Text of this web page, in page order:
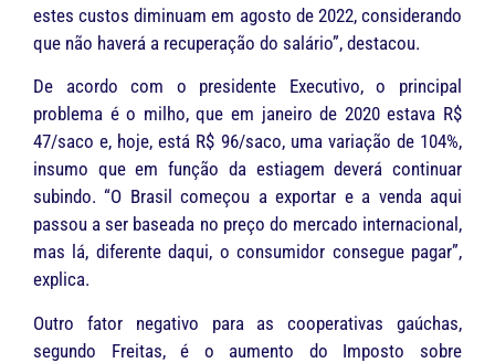
estes custos diminuam em agosto de 2022, considerando
que não haverá a recuperação do salário”, destacou.
De acordo com o presidente Executivo, o principal
problema é o milho, que em janeiro de 2020 estava R$
47/saco e, hoje, está R$ 96/saco, uma variação de 104%,
insumo que em função da estiagem deverá continuar
subindo. “O Brasil começou a exportar e a venda aqui
passou a ser baseada no preço do mercado internacional,
mas lá, diferente daqui, o consumidor consegue pagar”,
explica.
Outro fator negativo para as cooperativas gaúchas,
segundo Freitas, é o aumento do Imposto sobre